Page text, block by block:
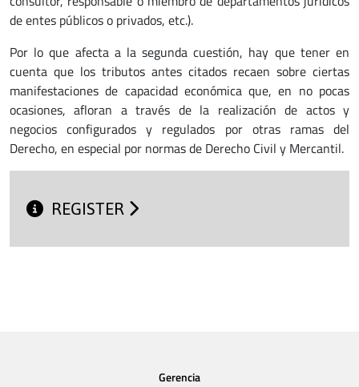
de entes públicos o privados, etc.).
Por lo que afecta a la segunda cuestión, hay que tener en
cuenta que los tributos antes citados recaen sobre ciertas
manifestaciones de capacidad económica que, en no pocas
ocasiones, afloran a través de la realización de actos y
negocios configurados y regulados por otras ramas del
Derecho, en especial por normas de Derecho Civil y Mercantil.
REGISTER
Gerencia